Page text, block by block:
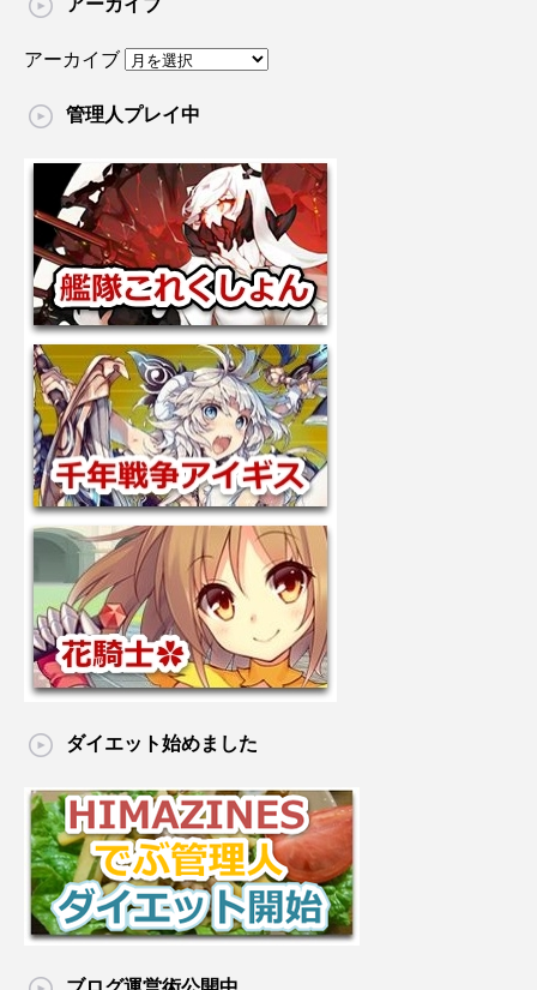
アーカイブ
アーカイブ
管理人プレイ中
ダイエット始めました